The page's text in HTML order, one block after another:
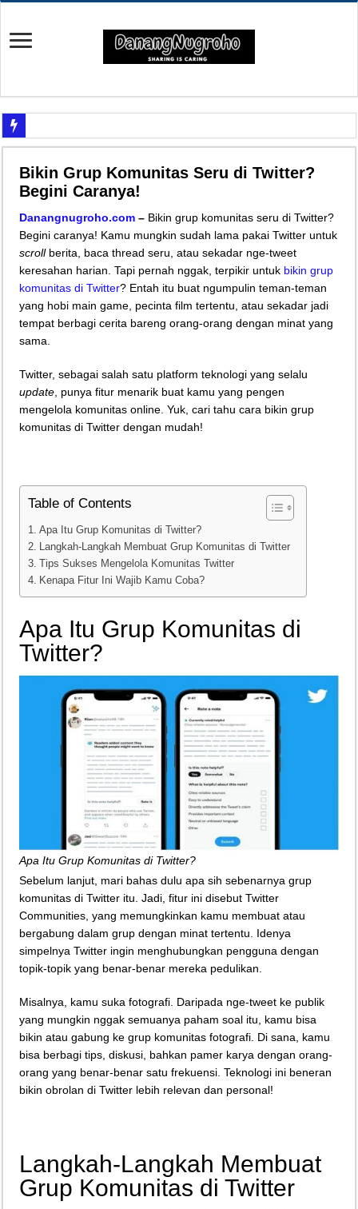
Yuk Cari Tahu Cara Memanfaatkan Teknologi Waze
Begini Upaya Memperbaiki Elektronik TV yang Rusak Hanya Ada Layar Putih
Tips Memperbaiki Elektronik Speaker Sound yang Bunyi Kemresek
Tutorial Memasang Kabel Listrik untuk Pengairan Tambak dengan Elektronik
Elektronik Canggih, Kulkas Inverter vs Non-Inverter
Tips Atasi Motor Bunyi Kletek-Kletek Tanpa Panik Undang Mekanik
Mekanik Pemula? Ini Cara Cerdas Memilih Oli Asli Biar Gak Ketipu
Teknologi Bikin Bisnis Makanan Kamu Makin Cuan! Begini Cara Buka
Bikin Grup Komunitas Seru di Twitter?
Begini Caranya!
Danangnugroho.com – Bikin grup komunitas seru di Twitter?
Begini caranya! Kamu mungkin sudah lama pakai Twitter untuk
scrollberita, baca thread seru, atau sekadar nge-tweet
keresahan harian. Tapi pernah nggak, terpikir untuk bikin grup
komunitas di Twitter? Entah itu buat ngumpulin teman-teman
yang hobi main game, pecinta film tertentu, atau sekadar jadi
tempat berbagi cerita bareng orang-orang dengan minat yang
sama.
Twitter, sebagai salah satu platform teknologi yang selalu
update , punya fitur menarik buat kamu yang pengen
mengelola komunitas online. Yuk, cari tahu cara bikin grup
komunitas di Twitter dengan mudah!
Table of Contents
Apa Itu Grup Komunitas di Twitter?
Langkah-Langkah Membuat Grup Komunitas di Twitter
Tips Sukses Mengelola Komunitas Twitter
Kenapa Fitur Ini Wajib Kamu Coba?
Apa Itu Grup Komunitas di
Twitter?
Apa Itu Grup Komunitas di Twitter?
Sebelum lanjut, mari bahas dulu apa sih sebenarnya grup
komunitas di Twitter itu. Jadi, fitur ini disebut Twitter
Communities, yang memungkinkan kamu membuat atau
bergabung dalam grup dengan minat tertentu. Idenya
simpelnya Twitter ingin menghubungkan pengguna dengan
topik-topik yang benar-benar mereka pedulikan.
Misalnya, kamu suka fotografi. Daripada nge-tweet ke publik
yang mungkin nggak semuanya paham soal itu, kamu bisa
bikin atau gabung ke grup komunitas fotografi. Di sana, kamu
bisa berbagi tips, diskusi, bahkan pamer karya dengan orang-
orang yang benar-benar satu frekuensi. Teknologi ini beneran
bikin obrolan di Twitter lebih relevan dan personal!
Langkah-Langkah Membuat
Grup Komunitas di Twitter